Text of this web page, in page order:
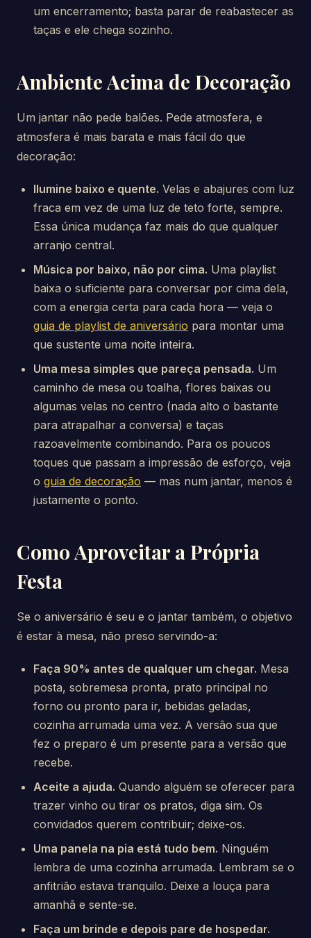
um encerramento; basta parar de reabastecer as
taças e ele chega sozinho.
Ambiente Acima de Decoração
Um jantar não pede balões. Pede atmosfera, e
atmosfera é mais barata e mais fácil do que
decoração:
Ilumine baixo e quente. Velas e abajures com luz
fraca em vez de uma luz de teto forte, sempre.
Essa única mudança faz mais do que qualquer
arranjo central.
Música por baixo, não por cima. Uma playlist
baixa o suficiente para conversar por cima dela,
com a energia certa para cada hora — veja o
guia de playlist de aniversário para montar uma
que sustente uma noite inteira.
Uma mesa simples que pareça pensada. Um
caminho de mesa ou toalha, flores baixas ou
algumas velas no centro (nada alto o bastante
para atrapalhar a conversa) e taças
razoavelmente combinando. Para os poucos
toques que passam a impressão de esforço, veja
o guia de decoração — mas num jantar, menos é
justamente o ponto.
Como Aproveitar a Própria
Festa
Se o aniversário é seu e o jantar também, o objetivo
é estar à mesa, não preso servindo-a:
Faça 90% antes de qualquer um chegar. Mesa
posta, sobremesa pronta, prato principal no
forno ou pronto para ir, bebidas geladas,
cozinha arrumada uma vez. A versão sua que
fez o preparo é um presente para a versão que
recebe.
Aceite a ajuda. Quando alguém se oferecer para
trazer vinho ou tirar os pratos, diga sim. Os
convidados querem contribuir; deixe-os.
Uma panela na pia está tudo bem. Ninguém
lembra de uma cozinha arrumada. Lembram se o
anfitrião estava tranquilo. Deixe a louça para
amanhã e sente-se.
Faça um brinde e depois pare de hospedar.